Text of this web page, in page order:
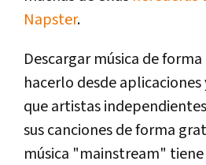
Napster.
Descargar música de
hacerlo desde aplicaciones
que artistas
sus canciones de forma
música "mainstream" tiene